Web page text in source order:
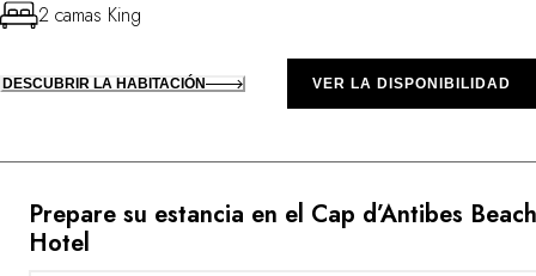
Prepare su estancia en el Cap d’Antibes Beach
Hotel
2 camas King
DESCUBRIR LA HABITACIÓN VER LA DISPONIBILIDAD